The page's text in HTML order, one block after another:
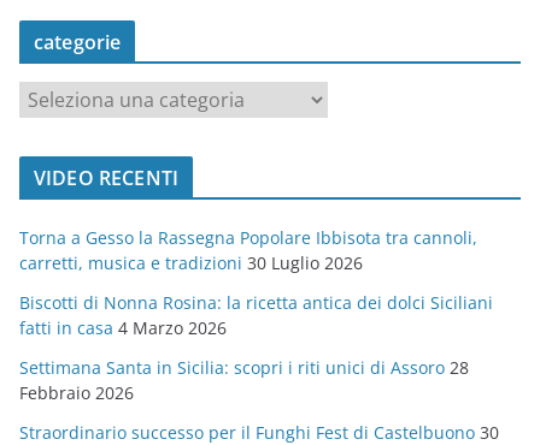
categorie
a
t
o
r
i
e
VIDEO RECENTI
Torna a Gesso la Rassegna Popolare Ibbisota tra cannoli,
carretti, musica e tradizioni 30 Luglio 2026
Biscotti di Nonna Rosina: la ricetta antica dei dolci Siciliani
fatti in casa 4 Marzo 2026
Settimana Santa in Sicilia: scopri i riti unici di Assoro 28
Febbraio 2026
Straordinario successo per il Funghi Fest di Castelbuono 30